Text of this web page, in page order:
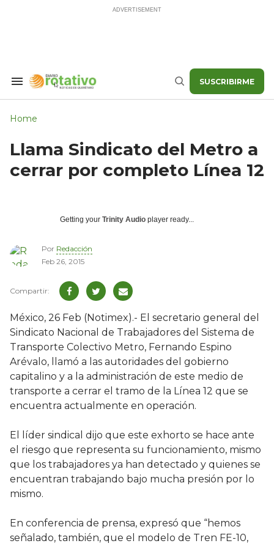
Search
Buscar SUSCRIBIRME
Home
Llama Sindicato del Metro a
cerrar por completo Línea 12
Getting your Trinity Audio player ready...
Por Redacción
Feb 26, 2015
México, 26 Feb (Notimex).- El secretario general del
Sindicato Nacional de Trabajadores del Sistema de
Transporte Colectivo Metro, Fernando Espino
Arévalo, llamó a las autoridades del gobierno
capitalino y a la administración de este medio de
transporte a cerrar el tramo de la Línea 12 que se
encuentra actualmente en operación.
El líder sindical dijo que este exhorto se hace ante
el riesgo que representa su funcionamiento, mismo
que los trabajadores ya han detectado y quienes se
encuentran trabajando bajo mucha presión por lo
mismo.
En conferencia de prensa, expresó que “hemos
señalado, también, que el modelo de Tren FE-10,